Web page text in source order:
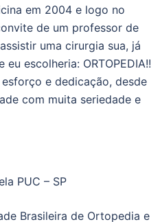
em 2004 e logo no
de um professor de
uma cirurgia sua, já
escolheria: ORTOPEDIA!!
e dedicação, desde
com muita seriedade e
PUC – SP
Brasileira de Ortopedia e